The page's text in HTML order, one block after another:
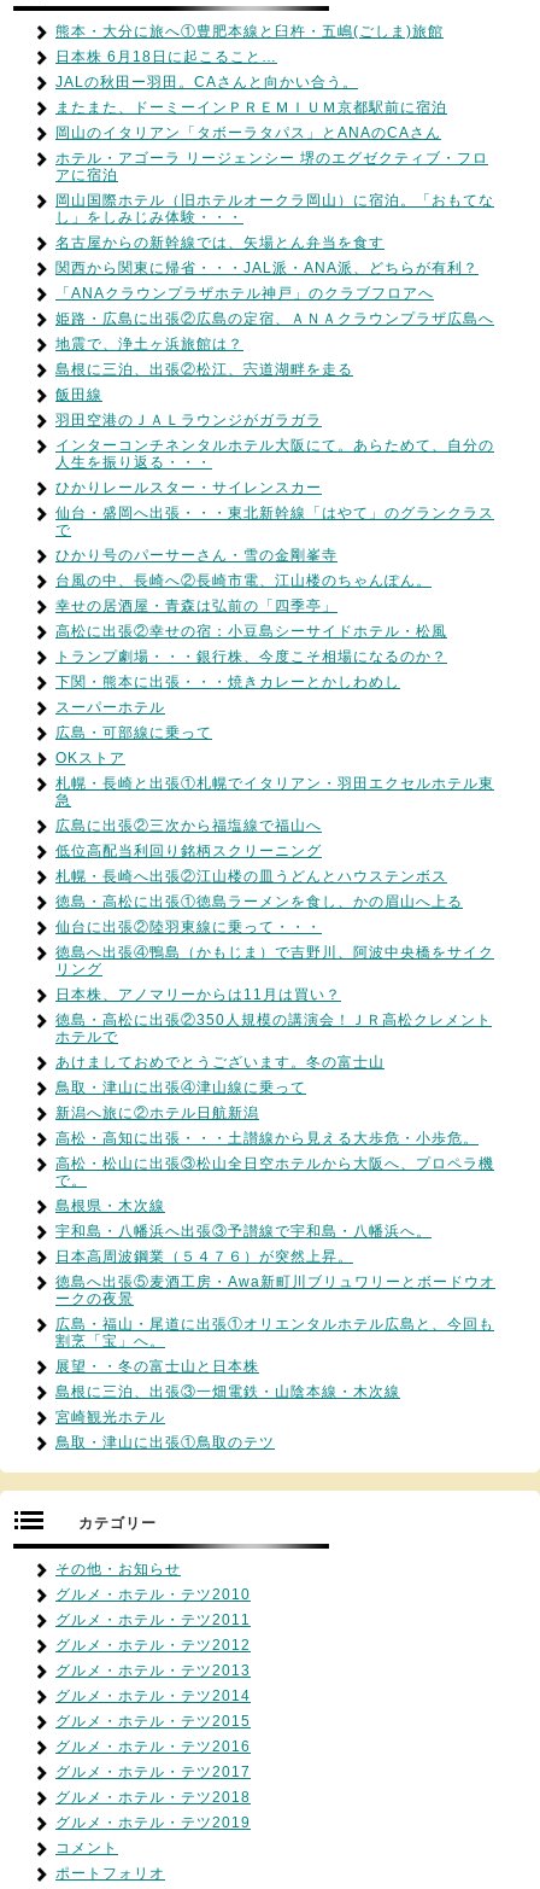
熊本・大分に旅へ①豊肥本線と臼杵・五嶋(ごしま)旅館
日本株 6月18日に起こること…
JALの秋田ー羽田。CAさんと向かい合う。
またまた、ドーミーインＰＲＥＭＩＵＭ京都駅前に宿泊
岡山のイタリアン「タボーラタパス」とANAのCAさん
ホテル・アゴーラ リージェンシー 堺のエグゼクティブ・フロ
アに宿泊
岡山国際ホテル（旧ホテルオークラ岡山）に宿泊。「おもてな
し」をしみじみ体験・・・
名古屋からの新幹線では、矢場とん弁当を食す
関西から関東に帰省・・・JAL派・ANA派、どちらが有利？
「ANAクラウンプラザホテル神戸」のクラブフロアへ
姫路・広島に出張②広島の定宿、ＡＮＡクラウンプラザ広島へ
地震で、浄土ヶ浜旅館は？
島根に三泊、出張②松江、宍道湖畔を走る
飯田線
羽田空港のＪＡＬラウンジがガラガラ
インターコンチネンタルホテル大阪にて。あらためて、自分の
人生を振り返る・・・
ひかりレールスター・サイレンスカー
仙台・盛岡へ出張・・・東北新幹線「はやて」のグランクラス
で
ひかり号のパーサーさん・雪の金剛峯寺
台風の中、長崎へ②長崎市電、江山楼のちゃんぽん。
幸せの居酒屋・青森は弘前の「四季亭」
高松に出張②幸せの宿：小豆島シーサイドホテル・松風
トランプ劇場・・・銀行株、今度こそ相場になるのか？
下関・熊本に出張・・・焼きカレーとかしわめし
スーパーホテル
広島・可部線に乗って
OKストア
札幌・長崎と出張①札幌でイタリアン・羽田エクセルホテル東
急
広島に出張②三次から福塩線で福山へ
低位高配当利回り銘柄スクリーニング
札幌・長崎へ出張②江山楼の皿うどんとハウステンボス
徳島・高松に出張①徳島ラーメンを食し、かの眉山へ上る
仙台に出張②陸羽東線に乗って・・・
徳島へ出張④鴨島（かもじま）で吉野川、阿波中央橋をサイク
リング
日本株、アノマリーからは11月は買い？
徳島・高松に出張②350人規模の講演会！ＪＲ高松クレメント
ホテルで
あけましておめでとうございます。冬の富士山
鳥取・津山に出張④津山線に乗って
新潟へ旅に②ホテル日航新潟
高松・高知に出張・・・土讃線から見える大歩危・小歩危。
高松・松山に出張③松山全日空ホテルから大阪へ、プロペラ機
で。
島根県・木次線
宇和島・八幡浜へ出張③予讃線で宇和島・八幡浜へ。
日本高周波鋼業（５４７６）が突然上昇。
徳島へ出張⑤麦酒工房・Awa新町川ブリュワリーとボードウオ
ークの夜景
広島・福山・尾道に出張①オリエンタルホテル広島と、今回も
割烹「宝」へ。
展望・・冬の富士山と日本株
島根に三泊、出張③一畑電鉄・山陰本線・木次線
宮崎観光ホテル
鳥取・津山に出張①鳥取のテツ
カテゴリー
その他・お知らせ
グルメ・ホテル・テツ2010
グルメ・ホテル・テツ2011
グルメ・ホテル・テツ2012
グルメ・ホテル・テツ2013
グルメ・ホテル・テツ2014
グルメ・ホテル・テツ2015
グルメ・ホテル・テツ2016
グルメ・ホテル・テツ2017
グルメ・ホテル・テツ2018
グルメ・ホテル・テツ2019
コメント
ポートフォリオ